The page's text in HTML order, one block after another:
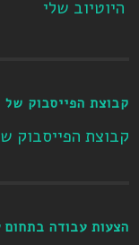
היוטיוב שלי
קבוצת הפייסבוק של
קבוצת הפייסבוק
הצעות עבודה בתחום